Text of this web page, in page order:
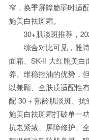
窄，换季屏障脆弱时适
施美白祛斑霜。
30+肌淡斑推荐，
综合对比可见，雅
面霜、SK-II 大红瓶美
养、维稳控油的优势，
以兼顾、全肤质适配性
配 30 + 熟龄肌淡斑、
施美白祛斑霜打破单一
抗老紧致、屏障修护、